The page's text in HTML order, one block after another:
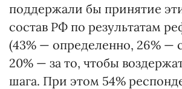
поддержали бы принятие
состав РФ по результатам
(43% — определенно, 26% —
20% — за то, чтобы
шага. При этом 54%